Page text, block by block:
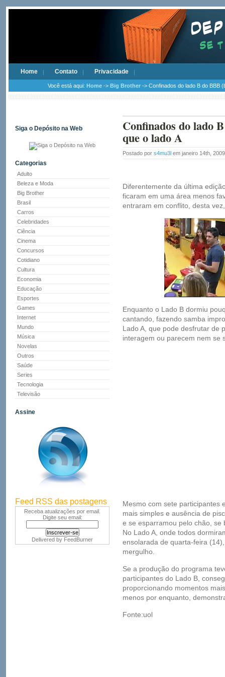
Home Contato Privacidade
Você está aqui: Home -> Big Brother -> Confinados do lado B do BBB
Siga o Depósito na Web
Categorias
Adulto
Beleza e Moda
Big Brother
Brasil
Carros
Celebridades
Ciência
Cinema
Concursos
Cotidiano
Cultura
Economia
Educação
Esportes
Games
Internet
Mundo
Música
Novelas
Outros
Saúde
Series
Tecnologia
Televisão
Assine
Feed RSS das postagens
Receba atualizações por email.
Digite seu email:
Delivered by FeedBurner
Confinados do lado
que o lado A
Postado por s4mu3l em janeiro 14th,
Diferentemente da última
ficaram em uma área menos
entraram em conflito, desta
Enquanto o Lado B dormiu
cantando, fazendo samba
Lado A, que pode desfrutar de
interagem ou parecem nem se
Mesmo com sete participantes
mais simples e ausência de
e se esparramou pelo chão,
No Lado A, onde todos
ensolarada de quarta-feira
mergulho.
Se a produção do programa
participantes do Lado B,
proporcionando momentos
menos por enquanto,
Fonte:uol